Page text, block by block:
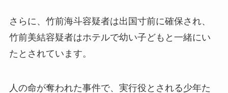
さらに、竹前海斗容疑者は出国寸前に確保され、
竹前美結容疑者はホテルで幼い子どもと一緒にい
たとされています。
人の命が奪われた事件で、実行役とされる少年た